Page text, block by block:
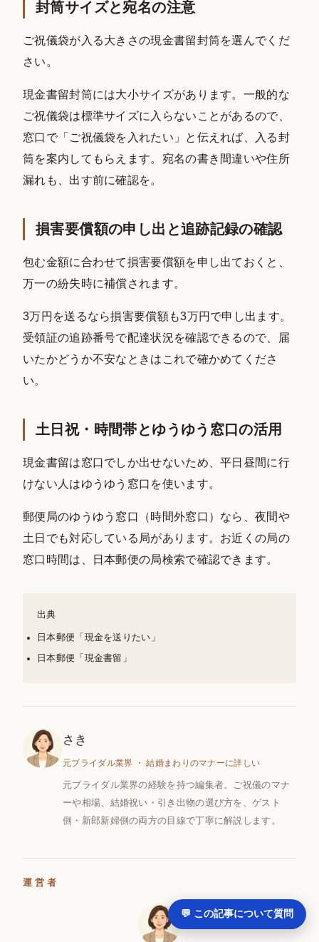
封筒サイズと宛名の注意
ご祝儀袋が入る大きさの現金書留封筒を選んでくだ
さい。
現金書留封筒には大小サイズがあります。一般的な
ご祝儀袋は標準サイズに入らないことがあるので、
窓口で「ご祝儀袋を入れたい」と伝えれば、入る封
筒を案内してもらえます。宛名の書き間違いや住所
漏れも、出す前に確認を。
損害要償額の申し出と追跡記録の確認
包む金額に合わせて損害要償額を申し出ておくと、
万一の紛失時に補償されます。
3万円を送るなら損害要償額も3万円で申し出ます。
受領証の追跡番号で配達状況を確認できるので、届
いたかどうか不安なときはこれで確かめてくださ
い。
土日祝・時間帯とゆうゆう窓口の活用
現金書留は窓口でしか出せないため、平日昼間に行
けない人はゆうゆう窓口を使います。
郵便局のゆうゆう窓口（時間外窓口）なら、夜間や
土日でも対応している局があります。お近くの局の
窓口時間は、日本郵便の局検索で確認できます。
出典
日本郵便「現金を送りたい」
日本郵便「現金書留」
💬 この記事について質問
さき
元ブライダル業界 ・ 結婚まわりのマナーに詳しい
元ブライダル業界の経験を持つ編集者。ご祝儀のマナ
ーや相場、結婚祝い・引き出物の選び方を、ゲスト
側・新郎新婦側の両方の目線で丁寧に解説します。
運営者